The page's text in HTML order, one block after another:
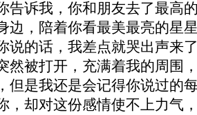
告诉我，你和朋友去了最高
边，陪着你看最美最亮的星
说的话，我差点就哭出声来
然被打开，充满着我的周围
但是我还是会记得你说过的
，却对这份感情使不上力气